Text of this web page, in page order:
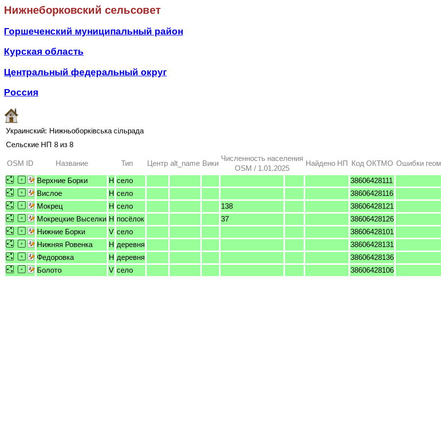
Нижнеборковский сельсовет
Горшеченский муниципальный район
Курская область
Центральный федеральный округ
Россия
Украинский: Нижньоборківська сільрада
Сельские НП 8 из 8
OSM ID Название Тип Центр alt_name Вики
Численность населения
OSM / 1.01.2025
Найдено НП Код ОКТМО Ошибки
Верхние Борки H село
38606428111
Вислое
H село
38606428116
Мокрец
H село 138
38606428121
Мокрецкие Выселки H посёлок 37
38606428126
Нижние Борки
V село
38606428101
Нижняя Ровенка
H деревня
38606428131
Федоровка
H деревня
38606428136
Болото
V село 38606428106